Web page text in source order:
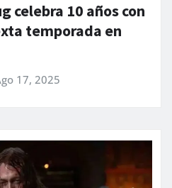
celebra 10 años con
temporada en
17, 2025